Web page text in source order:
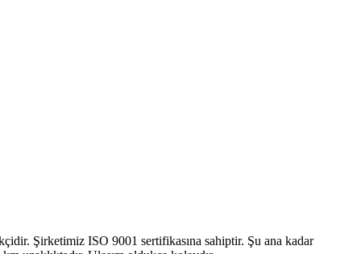
Şirketimiz ISO 9001 sertifikasına sahiptir. Şu ana kadar